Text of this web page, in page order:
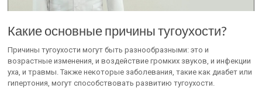
Какие основные причины тугоухости?
Причины тугоухости могут быть разнообразными: это и
возрастные изменения, и воздействие громких звуков, и инфекции
уха, и травмы. Также некоторые заболевания, такие как диабет или
гипертония, могут способствовать развитию тугоухости.